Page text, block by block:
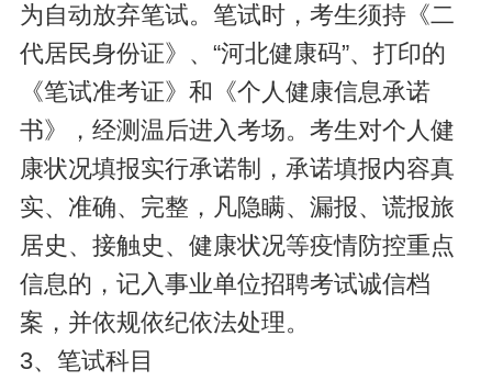
为自动放弃笔试。笔试时，考生须持《二
代居民身份证》、“河北健康码”、打印的
《笔试准考证》和《个人健康信息承诺
书》，经测温后进入考场。考生对个人健
康状况填报实行承诺制，承诺填报内容真
实、准确、完整，凡隐瞒、漏报、谎报旅
居史、接触史、健康状况等疫情防控重点
信息的，记入事业单位招聘考试诚信档
案，并依规依纪依法处理。
3、笔试科目